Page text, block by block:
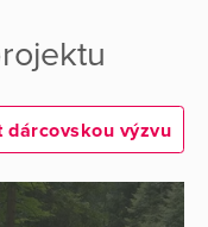
dárcovskou výzvu